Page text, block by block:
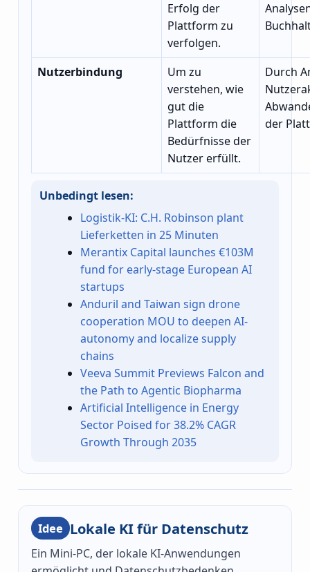
Erfolg der
Plattform zu
verfolgen.
Nutzerbindung
Um zu
verstehen, wie
gut die
Plattform die
Bedürfnisse der
Nutzer erfüllt.
Durch
der
Unbedingt lesen:
Logistik-KI: C.H. Robinson plant
Lieferketten in 25 Minuten
Merantix Capital launches €103M
fund for early-stage European AI
startups
Anduril and Taiwan sign drone
cooperation MOU to deepen AI-
autonomy and localize supply
chains
Veeva Summit Previews Falcon and
the Path to Agentic Biopharma
Artificial Intelligence in Energy
Sector Poised for 38.2% CAGR
Growth Through 2035
Idee Lokale KI für Datenschutz
Ein Mini-PC, der lokale KI-Anwendungen